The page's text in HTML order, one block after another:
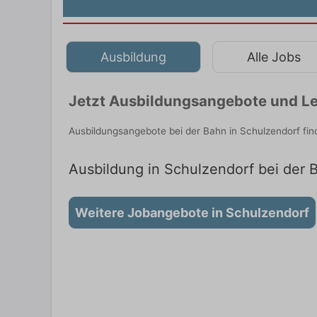
Ausbildung Alle Jobs
Jetzt Ausbildungsangebote und
Ausbildungsangebote bei der Bahn in Schulzendorf
Ausbildung in Schulzendorf bei der
Weitere Jobangebote in Schulzendorf